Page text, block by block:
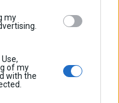
my
of my
with the